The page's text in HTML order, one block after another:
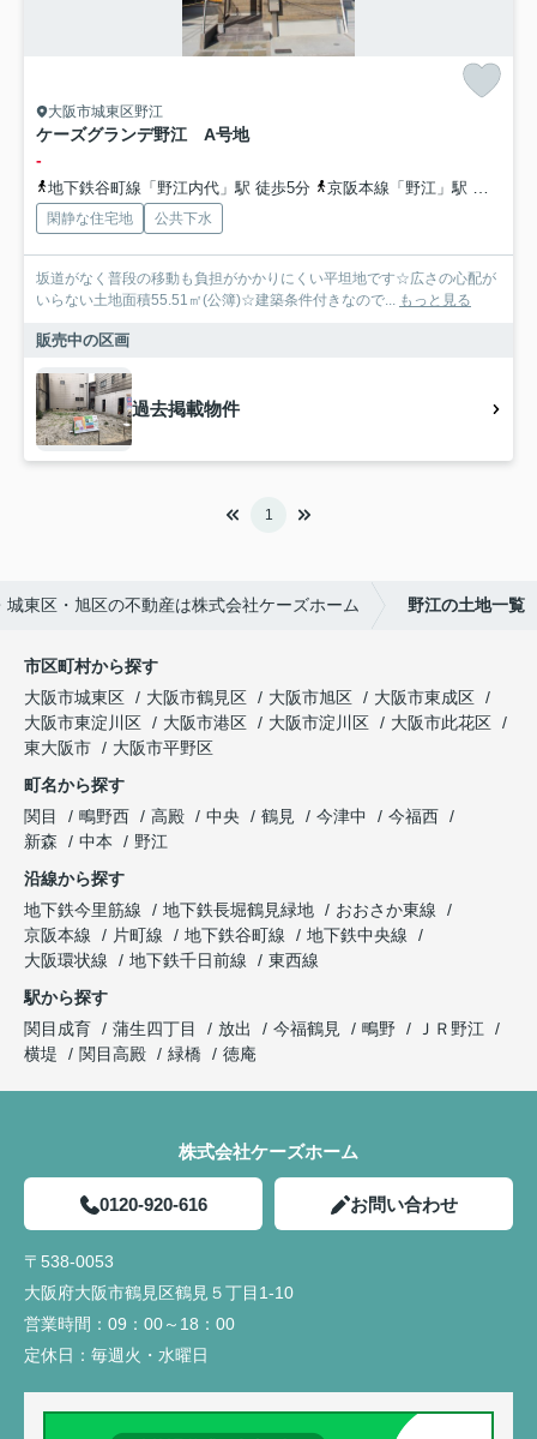
大阪市城東区野江
ケーズグランデ野江 A号地
-
地下鉄谷町線「野江内代」駅 徒歩5分 京阪本線「野江」駅 徒歩8分
閑静な住宅地 公共下水
坂道がなく普段の移動も負担がかかりにくい平坦地です☆広さの心配が
いらない土地面積55.51㎡(公簿)☆建築条件付きなので... もっと見る
販売中の区画
過去掲載物件
1
城東区・旭区の不動産は株式会社ケーズホーム 野江の土地一覧
市区町村から探す
大阪市城東区
大阪市鶴見区 大阪市旭区
大阪市東成区
大阪市東淀川区
大阪市港区 大阪市淀川区
大阪市此花区
東大阪市
大阪市平野区
町名から探す
関目
鴫野西 高殿 中央 鶴見 今津中
今福西
新森
中本
野江
沿線から探す
地下鉄今里筋線
地下鉄長堀鶴見緑地
おおさか東線
京阪本線
片町線 地下鉄谷町線
地下鉄中央線
大阪環状線
地下鉄千日前線
東西線
駅から探す
関目成育
蒲生四丁目 放出 今福鶴見 鴫野
ＪＲ野江
横堤
関目高殿 緑橋 徳庵
株式会社ケーズホーム
0120-920-616 お問い合わせ
〒538-0053
大阪府大阪市鶴見区鶴見５丁目1-10
営業時間： 09：00～18：00
定休日： 毎週火・水曜日